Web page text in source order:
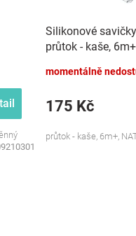
Silikonové
průtok - kaše, 6m+
momentálně
175 Kč
průtok - kaše, 6m+,